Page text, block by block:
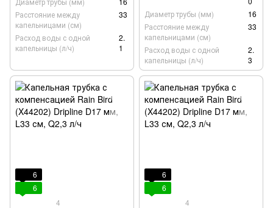
Расстояние между
капельницами (см)
33
Расход воды с одной
капельницы (л/ч)
2.
1
Диаметр трубы (мм)
16
Расстояние между
капельницами (см)
33
Расход воды с одной
капельницы (л/ч)
2.
3
6
6
4
6
6
4